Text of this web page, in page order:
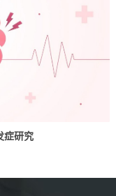
症研究